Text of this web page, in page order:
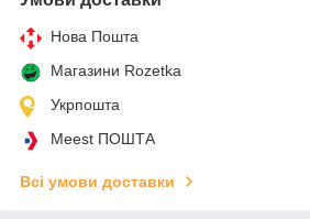
Нова Пошта
Магазини Rozetka
Укрпошта
Meest ПОШТА
Всі умови доставки